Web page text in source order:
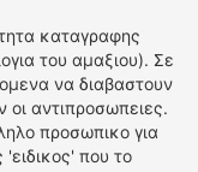
καταγραφης
του αμαξιου). Σε
να διαβαστουν
οι αντιπροσωπειες.
προσωπικο για
που το